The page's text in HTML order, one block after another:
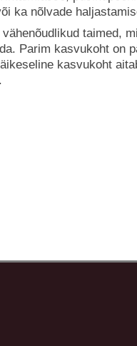
ka nõlvade
taimed,
Parim kasvukoht on
kasvukoht